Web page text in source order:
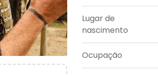
Lugar de
nascimento
Ocupação